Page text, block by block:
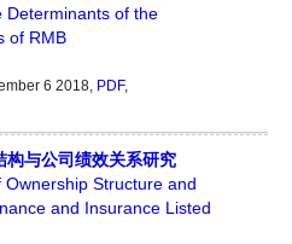
Determinants of the
of RMB
6 2018, PDF,
构与公司绩效关系研究
Structure and
and Insurance Listed